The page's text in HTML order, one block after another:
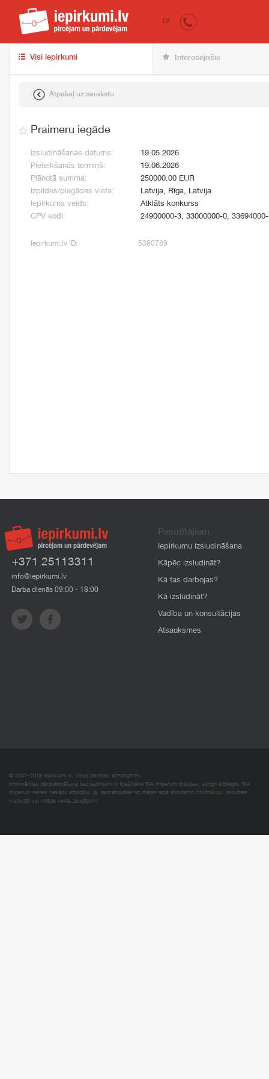
iepirkumi.lv
LV
Visi iepirkumi Interesējošie
Atpakaļ uz sarakstu
Praimeru iegāde
Izsludināšanas datums:
19.05.2026
Pieteikšanās termiņš:
19.06.2026
Plānotā summa:
250000.00 EUR
Izpildes/piegādes vieta:
Latvija, Rīga, Latvija
Iepirkuma veids:
Atklāts konkurss
CPV kodi:
24900000-3, 33000000-0,
Iepirkumi.lv ID: 5390789
+371 25113311
info@iepirkumi.lv
Darba dienās 09:00 - 18:00
Pasūtītājiem
Iepirkumu izsludināšana
Kāpēc izsludināt?
Kā tas darbojas?
Kā izsludināt?
Vadība un konsultācijas
Atsauksmes
© 2007–2018 Iepirkumi.lv. Visas tiesības aizsargātas.
Informācijas pārpublicēšana bez iepirkumi.lv īpašnieka SIA Imperum atļaujas, stingri aizliegta. SIA
Imperum nenes nekādu atbildību, ja, pamatojoties uz mājas lapā atrodamo informāciju, radušies
materiāli vai citāda veida zaudējumi.